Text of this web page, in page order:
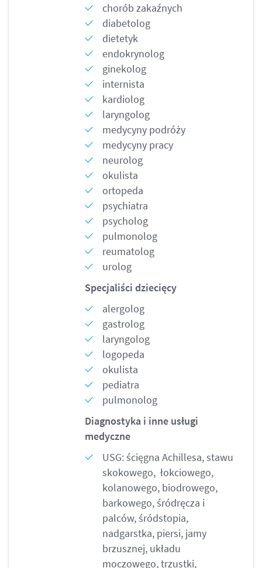
chorób zakaźnych
diabetolog
dietetyk
endokrynolog
ginekolog
internista
kardiolog
laryngolog
medycyny podróży
medycyny pracy
neurolog
okulista
ortopeda
psychiatra
psycholog
pulmonolog
reumatolog
urolog
Specjaliści dziecięcy
alergolog
gastrolog
laryngolog
logopeda
okulista
pediatra
pulmonolog
Diagnostyka i inne usługi
medyczne
USG: ścięgna Achillesa, stawu
skokowego, łokciowego,
kolanowego, biodrowego,
barkowego, śródręcza i
palców, śródstopia,
nadgarstka, piersi, jamy
brzusznej, układu
moczowego, trzustki,